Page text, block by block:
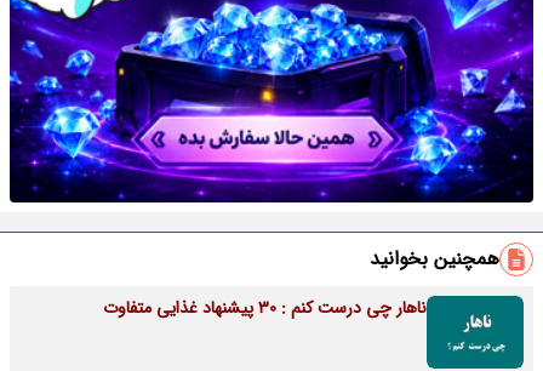
همچنین بخوانید
ناهار چی درست کنم : 30 پیشنهاد غذایی متفاوت